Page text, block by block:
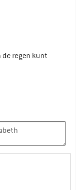
regen kunt